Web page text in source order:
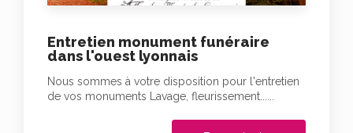
Entretien monument funéraire
dans l'ouest lyonnais
Nous sommes à votre disposition pour l'entretien
de vos monuments Lavage, fleurissement......